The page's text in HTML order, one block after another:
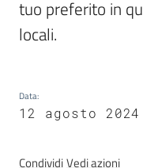
tuo preferito in
locali.
Data:
12 agosto 2024
CondividiVedi azioni